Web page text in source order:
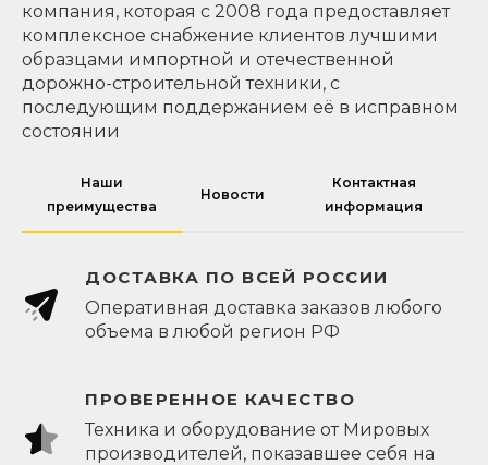
компания, которая с 2008 года предоставляет
комплексное снабжение клиентов лучшими
образцами импортной и отечественной
дорожно-строительной техники, с
последующим поддержанием её в исправном
состоянии
Наши
преимущества
Новости
Контактная
информация
ДОСТАВКА ПО ВСЕЙ РОССИИ
Оперативная доставка заказов любого
объема в любой регион РФ
ПРОВЕРЕННОЕ КАЧЕСТВО
Техника и оборудование от Мировых
производителей, показавшее себя на